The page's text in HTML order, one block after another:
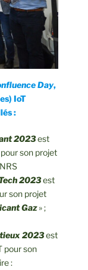
Day,
IoT
:
2023est
son projet
2023est
son projet
Gaz» ;
2023est
pour son
: